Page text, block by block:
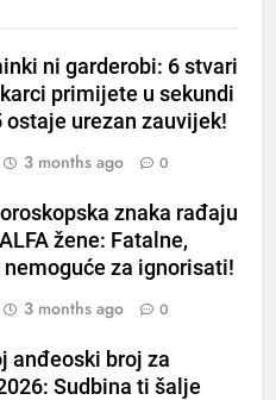
ni garderobi: 6 stvari
primijete u sekundi
ostaje urezan zauvijek!
3 months ago 0
znaka rađaju
žene: Fatalne,
za ignorisati!
3 months ago 0
anđeoski broj za
Sudbina ti šalje
lovora i cimeta – prirodni
za svakodnevnu rutinu
JETRE: Uzmite gutljaj
stomak i crijeva će
kao sat, zaboravit ćete na
su njihova glavna